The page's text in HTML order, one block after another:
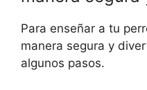
Para enseñar a tu
manera segura y
algunos pasos.